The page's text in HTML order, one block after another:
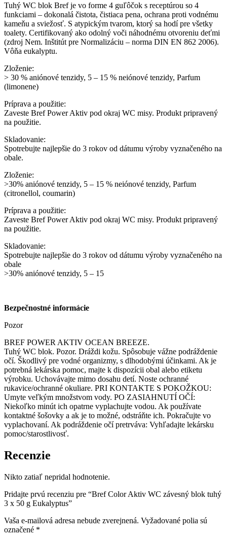
Tuhý WC blok Bref je vo forme 4 guľôčok s receptúrou so 4
funkciami – dokonalá čistota, čistiaca pena, ochrana proti vodnému
kameňu a sviežosť. S atypickým tvarom, ktorý sa hodí pre všetky
toalety. Certifikovaný ako odolný voči náhodnému otvoreniu deťmi
(zdroj Nem. Inštitút pre Normalizáciu – norma DIN EN 862 2006).
Vôňa eukalyptu.
Zloženie:
> 30 % aniónové tenzidy, 5 – 15 % neiónové tenzidy, Parfum
(limonene)
Príprava a použitie:
Zaveste Bref Power Aktiv pod okraj WC misy. Produkt pripravený
na použitie.
Skladovanie:
Spotrebujte najlepšie do 3 rokov od dátumu výroby vyznačeného na
obale.
Zloženie:
>30% aniónové tenzidy, 5 – 15 % neiónové tenzidy, Parfum
(citronellol, coumarin)
Príprava a použitie:
Zaveste Bref Power Aktiv pod okraj WC misy. Produkt pripravený
na použitie.
Skladovanie:
Spotrebujte najlepšie do 3 rokov od dátumu výroby vyznačeného na
obale
>30% aniónové tenzidy, 5 – 15
Bezpečnostné informácie
Pozor
BREF POWER AKTIV OCEAN BREEZE.
Tuhý WC blok. Pozor. Dráždi kožu. Spôsobuje vážne podráždenie
očí. Škodlivý pre vodné organizmy, s dlhodobými účinkami. Ak je
potrebná lekárska pomoc, majte k dispozícii obal alebo etiketu
výrobku. Uchovávajte mimo dosahu detí. Noste ochranné
rukavice/ochranné okuliare. PRI KONTAKTE S POKOŽKOU:
Umyte veľkým množstvom vody. PO ZASIAHNUTÍ OČÍ:
Niekoľko minút ich opatrne vyplachujte vodou. Ak používate
kontaktné šošovky a ak je to možné, odstráňte ich. Pokračujte vo
vyplachovaní. Ak podráždenie očí pretrváva: Vyhľadajte lekársku
pomoc/starostlivosť.
Recenzie
Nikto zatiaľ nepridal hodnotenie.
Pridajte prvú recenziu pre “Bref Color Aktiv WC závesný blok tuhý
3 x 50 g Eukalyptus”
Vaša e-mailová adresa nebude zverejnená. Vyžadované polia sú
označené *